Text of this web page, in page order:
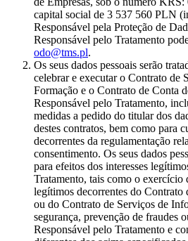
capital social de 3 537 560 PLN
Responsável pela Proteção de
Responsável pelo Tratamento
odo@tms.pl.
Os seus dados pessoais serão
celebrar e executar o Contrato de
Formação e o Contrato de Conta
Responsável pelo Tratamento,
medidas a pedido do titular dos
destes contratos, bem como para
decorrentes da regulamentação
consentimento. Os seus dados
para efeitos dos interesses
Tratamento, tais como o exercício
legítimos decorrentes do Contrato
ou do Contrato de Serviços de
segurança, prevenção de fraudes
Responsável pelo Tratamento e